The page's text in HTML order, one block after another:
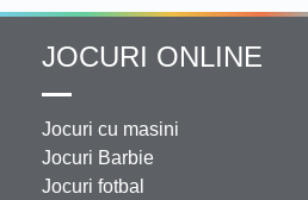
JOCURI ONLINE
Jocuri cu masini
Jocuri Barbie
Jocuri fotbal